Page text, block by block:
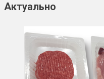
Актуально